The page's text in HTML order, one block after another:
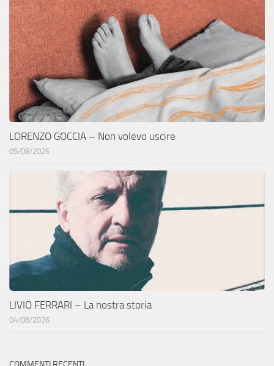
LORENZO GOCCIA – Non volevo uscire
05/08/2026
LIVIO FERRARI – La nostra storia
04/08/2026